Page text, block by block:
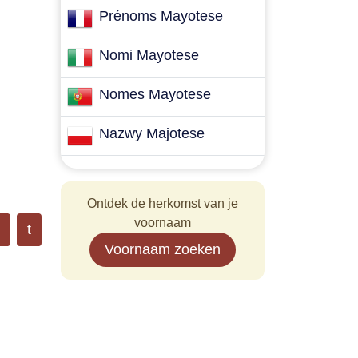
t
Prénoms Mayotese
Nomi Mayotese
Nomes Mayotese
Nazwy Majotese
Ontdek de herkomst van je
voornaam
Voornaam zoeken